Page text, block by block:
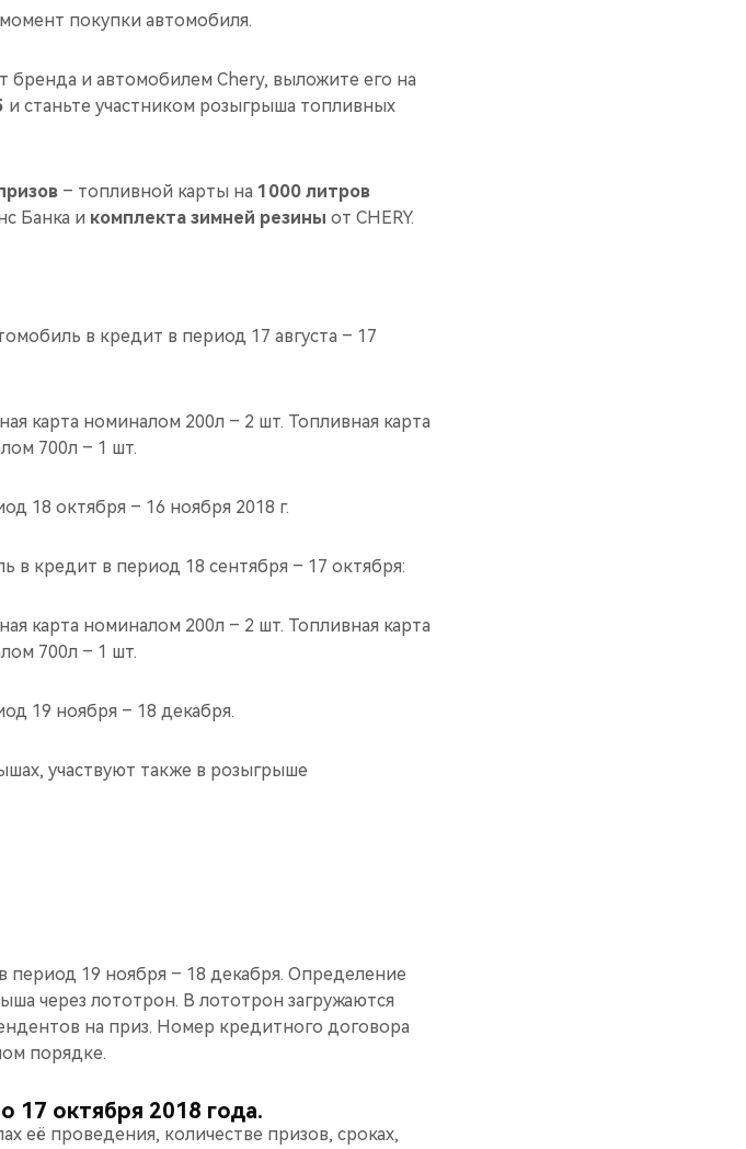
покупки автомобиля.
и автомобилем Chery, выложите его на
и станьте участником розыгрыша топливных
– топливной карты на 1000 литров
Банка и комплекта зимней резины от CHERY.
в кредит в период 17 августа – 17
карта номиналом 200л – 2 шт. Топливная карта
700л – 1 шт.
18 октября – 16 ноября 2018 г.
в кредит в период 18 сентября – 17 октября:
карта номиналом 200л – 2 шт. Топливная карта
700л – 1 шт.
19 ноября – 18 декабря.
участвуют также в розыгрыше
период 19 ноября – 18 декабря. Определение
через лототрон. В лототрон загружаются
на приз. Номер кредитного договора
порядке.
17 октября 2018 года.
её проведения, количестве призов, сроках,